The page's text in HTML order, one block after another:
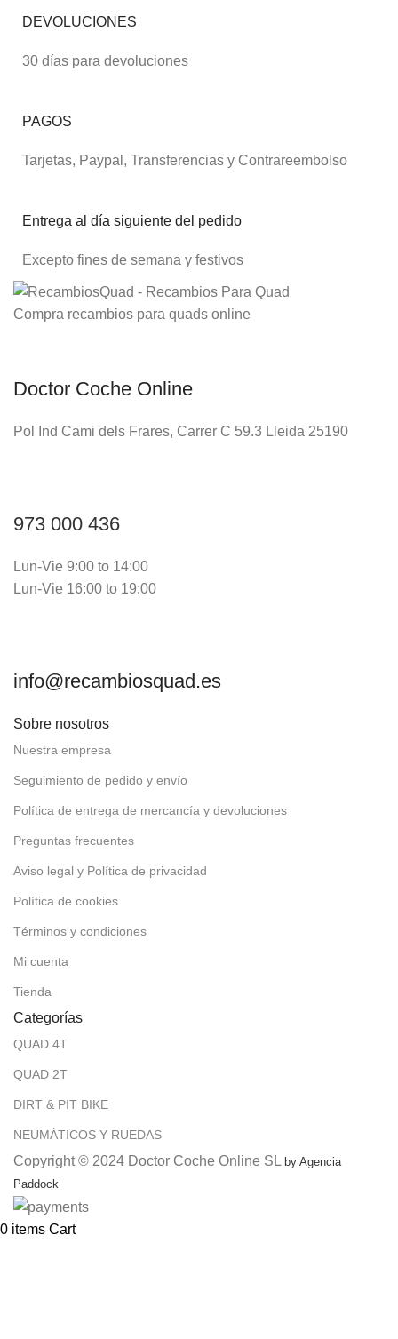
DEVOLUCIONES
30 días para devoluciones
PAGOS
Tarjetas, Paypal, Transferencias y Contrareembolso
Entrega al día siguiente del pedido
Excepto fines de semana y festivos
Compra recambios para quads online
Doctor Coche Online
Pol Ind Cami dels Frares, Carrer C 59.3 Lleida 25190
973 000 436
Lun-Vie 9:00 to 14:00
Lun-Vie 16:00 to 19:00
info@recambiosquad.es
Sobre nosotros
Nuestra empresa
Seguimiento de pedido y envío
Política de entrega de mercancía y devoluciones
Preguntas frecuentes
Aviso legal y Política de privacidad
Política de cookies
Términos y condiciones
Mi cuenta
Tienda
Categorías
QUAD 4T
QUAD 2T
DIRT & PIT BIKE
NEUMÁTICOS Y RUEDAS
Copyright © 2024 Doctor Coche Online SL by Agencia
Paddock
0 items Cart